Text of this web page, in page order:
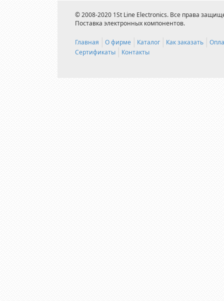
© 2008-2020 1St Line Electronics. Все права
Поставка электронных компонентов.
Главная О фирме Каталог Как заказать
Сертификаты
Контакты